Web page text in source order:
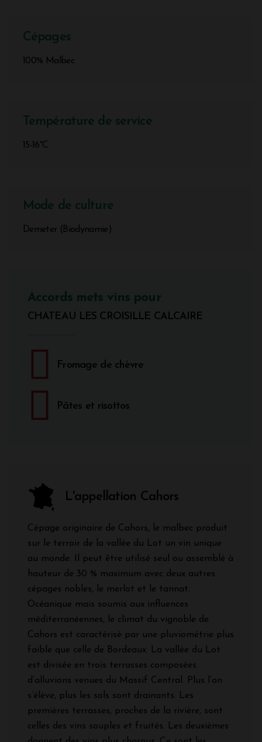
Cépages
100% Malbec
Température de service
15-16°C
Mode de culture
Demeter (Biodynamie)
Accords mets vins pour
CHATEAU LES CROISILLE CALCAIRE
Fromage de chèvre
Pâtes et risottos
L'appellation Cahors
Cépage originaire de Cahors, le malbec produit
sur le terroir de la vallée du Lot un vin unique
au monde. Il peut être utilisé seul ou assemblé à
hauteur de 30 % maximum avec deux autres
cépages nobles, le merlot et le tannat.
Océanique mais soumis aux influences
méditerranéennes, le climat du vignoble de
Cahors est caractérisé par une pluviométrie plus
faible que celle de Bordeaux. La vallée du Lot
est divisée en trois terrasses composées
d’alluvions venues du Massif Central. Plus l’on
s’élève, plus les sols sont drainants. Les
premières terrasses, proches de la rivière, sont
celles des vins souples et fruités. Les deuxièmes